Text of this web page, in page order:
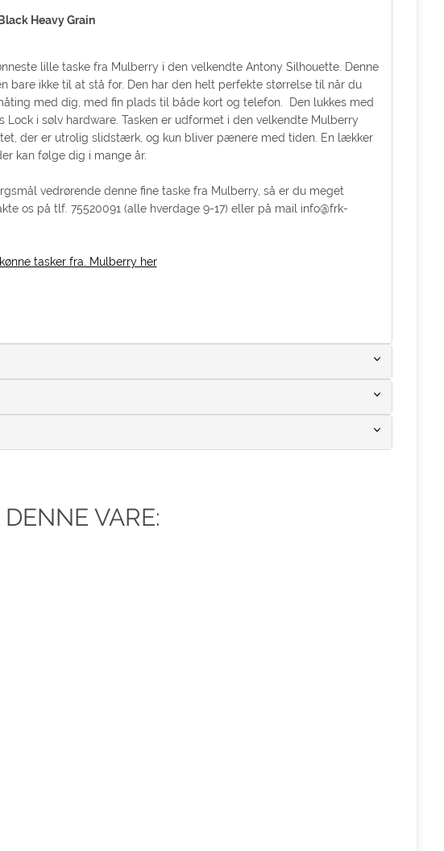
Heavy Grain
lille taske fra Mulberry i den velkendte Antony Silhouette. Denne
bare ikke til at stå for. Den har den helt perfekte størrelse til når du
med dig, med fin plads til både kort og telefon. Den lukkes med
Lock i sølv hardware. Tasken er udformet i den velkendte Mulberry
der er utrolig slidstærk, og kun bliver pænere med tiden. En lækker
kan følge dig i mange år.
vedrørende denne fine taske fra Mulberry, så er du meget
os på tlf. 75520091 (alle hverdage 9-17) eller på mail info@frk-
tasker fra. Mulberry her
VARE: